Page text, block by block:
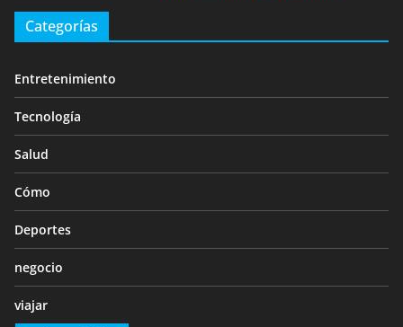
Categorías
Entretenimiento
Tecnología
Salud
Cómo
Deportes
negocio
viajar